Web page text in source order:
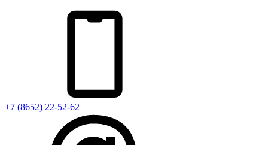
+7 (8652) 22-52-62